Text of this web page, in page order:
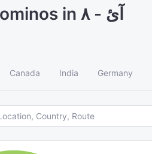
Dominos in آئ - ۸
Canada India Germany